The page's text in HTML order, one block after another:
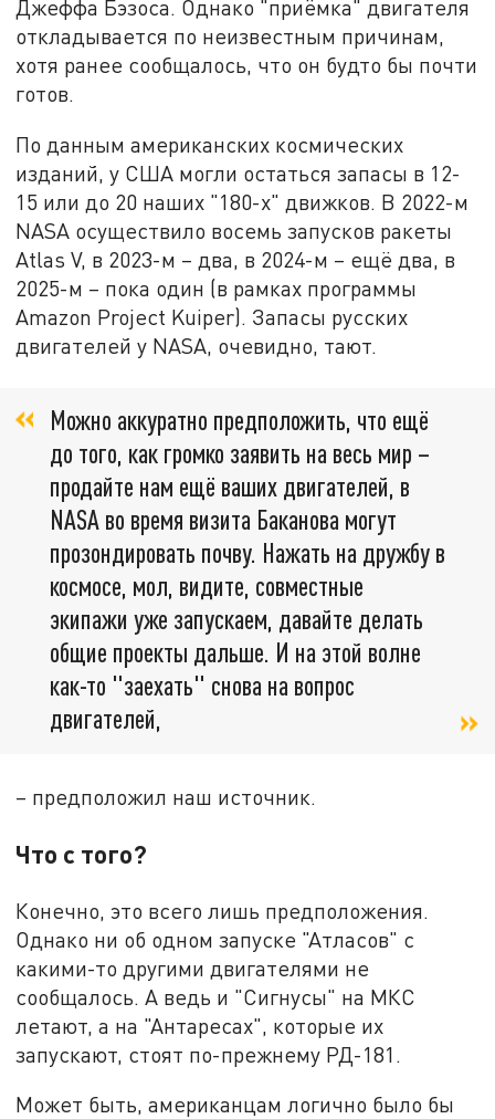
Джеффа Бэзоса. Однако "приёмка" двигателя
откладывается по неизвестным причинам,
хотя ранее сообщалось, что он будто бы почти
готов.
По данным американских космических
изданий, у США могли остаться запасы в 12-
15 или до 20 наших "180-х" движков. В 2022-м
NASA осуществило восемь запусков ракеты
Atlas V, в 2023-м – два, в 2024-м – ещё два, в
2025-м – пока один (в рамках программы
Amazon Project Kuiper). Запасы русских
двигателей у NASA, очевидно, тают.
Можно аккуратно предположить, что ещё
до того, как громко заявить на весь мир –
продайте нам ещё ваших двигателей, в
NASA во время визита Баканова могут
прозондировать почву. Нажать на дружбу в
космосе, мол, видите, совместные
экипажи уже запускаем, давайте делать
общие проекты дальше. И на этой волне
как-то "заехать" снова на вопрос
двигателей,
– предположил наш источник.
Что с того?
Конечно, это всего лишь предположения.
Однако ни об одном запуске "Атласов" с
какими-то другими двигателями не
сообщалось. А ведь и "Сигнусы" на МКС
летают, а на "Антаресах", которые их
запускают, стоят по-прежнему РД-181.
Может быть, американцам логично было бы